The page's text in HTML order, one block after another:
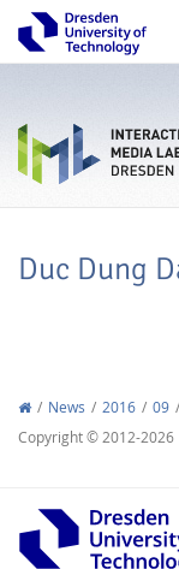
Duc Dung
News 2016 09
Copyright © 2012-2026